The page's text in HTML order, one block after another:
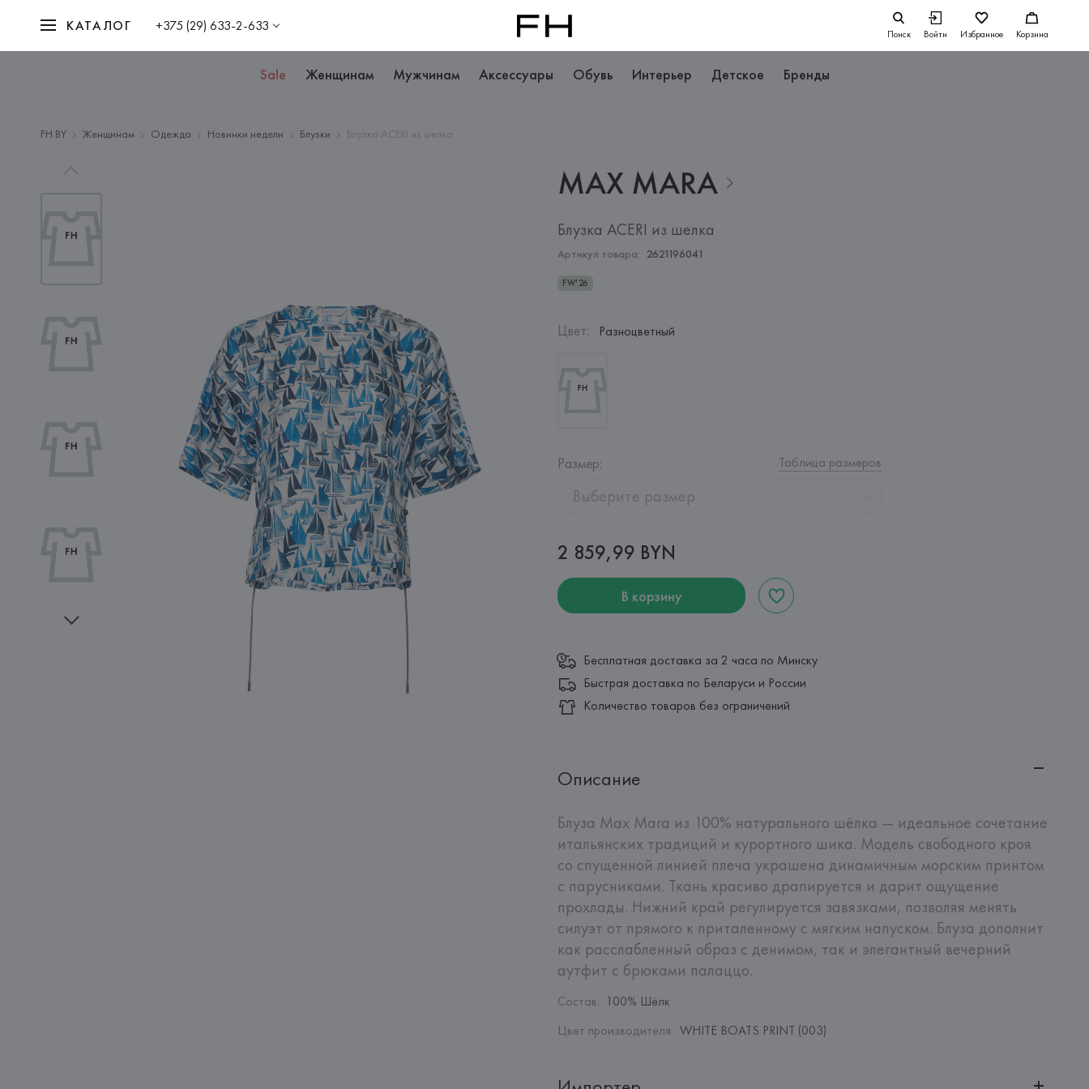
КАТАЛОГ +375 (29) 633-2-633 Поиск Войти Избранное Корзина
Sale Женщинам Мужчинам Аксессуары Обувь Интерьер Детское Бренды
FH.BY Женщинам Одежда Новинки недели Блузки Блузка ACERI из шелка
MAX MARA
Блузка ACERI из шелка
Артикул товара: 2621196041
FW'26
Цвет: Разноцветный
Размер: Таблица размеров
Выберите размер
2 859,99 BYN
В корзину
Бесплатная доставка за 2 часа по Минску
Быстрая доставка по Беларуси и России
Количество товаров без ограничений
Описание
Блуза Max Mara из 100% натурального шёлка — идеальное сочетание
итальянских традиций и курортного шика. Модель свободного кроя
со спущенной линией плеча украшена динамичным морским принтом
с парусниками. Ткань красиво драпируется и дарит ощущение
прохлады. Нижний край регулируется завязками, позволяя менять
силуэт от прямого к приталенному с мягким напуском. Блуза дополнит
как расслабленный образ с денимом, так и элегантный вечерний
аутфит с брюками палаццо.
Состав: 100% Шёлк
Цвет производителя: WHITE BOATS PRINT (003)